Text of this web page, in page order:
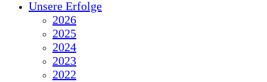
Unsere Erfolge
2026
2025
2024
2023
2022